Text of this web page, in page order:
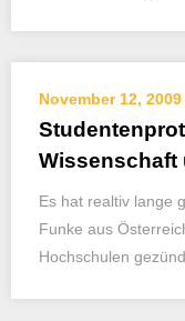
November 12, 2009
Wissenschaft
Es hat realtiv lange
Funke aus
Hochschulen